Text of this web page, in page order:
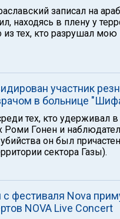
записал на
находясь в плену у
тех, кто разрушал мою
участник
в больнице
тех, кто удерживал в
Гонен и
он был
сектора Газы).
фестиваля Nova
NOVA Live Concert